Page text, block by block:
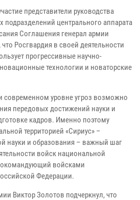
представители руководства
подразделений центрального аппарата
Соглашения генерал армии
Росгвардия в своей деятельности
прогрессивные научно-
технологии и новаторские
современном уровне угроз возможно
передовых достижений науки и
кадров. Именно поэтому
территорией «Сириус» –
науки и образования – важный шаг
войск национальной
войсками
Федерации.
Виктор Золотов подчеркнул, что